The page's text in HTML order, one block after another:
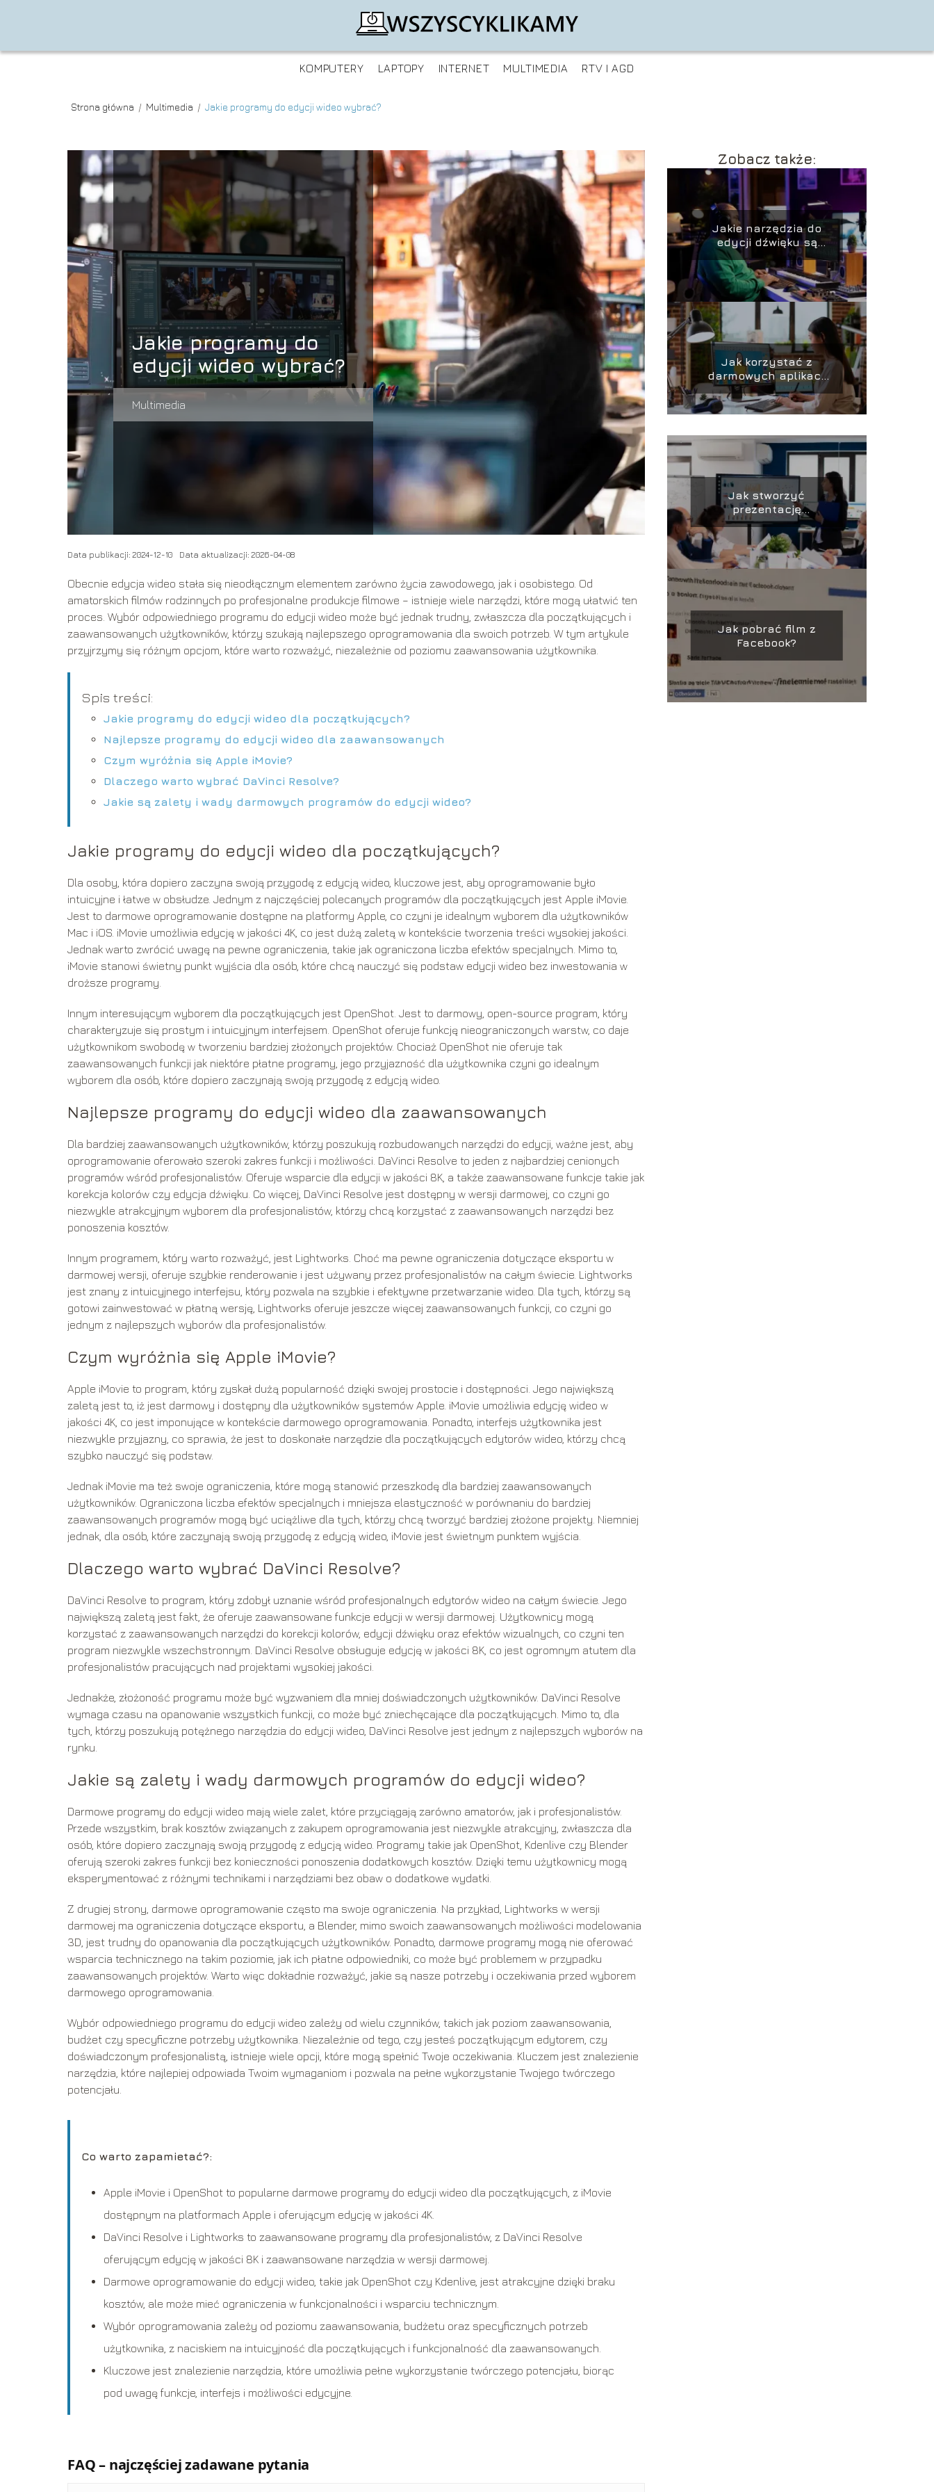
KOMPUTERY LAPTOPY INTERNET MULTIMEDIA RTV I AGD
Strona główna / Multimedia / Jakie programy do edycji wideo wybrać?
Jakie programy do
edycji wideo wybrać?
Multimedia
Data publikacji: 2024-12-10 Data aktualizacji: 2026-04-08
Obecnie edycja wideo stała się nieodłącznym elementem zarówno życia zawodowego, jak i osobistego. Od
amatorskich filmów rodzinnych po profesjonalne produkcje filmowe – istnieje wiele narzędzi, które mogą ułatwić ten
proces. Wybór odpowiedniego programu do edycji wideo może być jednak trudny, zwłaszcza dla początkujących i
zaawansowanych użytkowników, którzy szukają najlepszego oprogramowania dla swoich potrzeb. W tym artykule
przyjrzymy się różnym opcjom, które warto rozważyć, niezależnie od poziomu zaawansowania użytkownika.
Spis treści:
Jakie programy do edycji wideo dla początkujących?
Najlepsze programy do edycji wideo dla zaawansowanych
Czym wyróżnia się Apple iMovie?
Dlaczego warto wybrać DaVinci Resolve?
Jakie są zalety i wady darmowych programów do edycji wideo?
Jakie programy do edycji wideo dla początkujących?
Dla osoby, która dopiero zaczyna swoją przygodę z edycją wideo, kluczowe jest, aby oprogramowanie było
intuicyjne i łatwe w obsłudze. Jednym z najczęściej polecanych programów dla początkujących jest Apple iMovie.
Jest to darmowe oprogramowanie dostępne na platformy Apple, co czyni je idealnym wyborem dla użytkowników
Mac i iOS. iMovie umożliwia edycję w jakości 4K, co jest dużą zaletą w kontekście tworzenia treści wysokiej jakości.
Jednak warto zwrócić uwagę na pewne ograniczenia, takie jak ograniczona liczba efektów specjalnych. Mimo to,
iMovie stanowi świetny punkt wyjścia dla osób, które chcą nauczyć się podstaw edycji wideo bez inwestowania w
droższe programy.
Innym interesującym wyborem dla początkujących jest OpenShot. Jest to darmowy, open-source program, który
charakteryzuje się prostym i intuicyjnym interfejsem. OpenShot oferuje funkcję nieograniczonych warstw, co daje
użytkownikom swobodę w tworzeniu bardziej złożonych projektów. Chociaż OpenShot nie oferuje tak
zaawansowanych funkcji jak niektóre płatne programy, jego przyjazność dla użytkownika czyni go idealnym
wyborem dla osób, które dopiero zaczynają swoją przygodę z edycją wideo.
Najlepsze programy do edycji wideo dla zaawansowanych
Dla bardziej zaawansowanych użytkowników, którzy poszukują rozbudowanych narzędzi do edycji, ważne jest, aby
oprogramowanie oferowało szeroki zakres funkcji i możliwości. DaVinci Resolve to jeden z najbardziej cenionych
programów wśród profesjonalistów. Oferuje wsparcie dla edycji w jakości 8K, a także zaawansowane funkcje takie jak
korekcja kolorów czy edycja dźwięku. Co więcej, DaVinci Resolve jest dostępny w wersji darmowej, co czyni go
niezwykle atrakcyjnym wyborem dla profesjonalistów, którzy chcą korzystać z zaawansowanych narzędzi bez
ponoszenia kosztów.
Innym programem, który warto rozważyć, jest Lightworks. Choć ma pewne ograniczenia dotyczące eksportu w
darmowej wersji, oferuje szybkie renderowanie i jest używany przez profesjonalistów na całym świecie. Lightworks
jest znany z intuicyjnego interfejsu, który pozwala na szybkie i efektywne przetwarzanie wideo. Dla tych, którzy są
gotowi zainwestować w płatną wersję, Lightworks oferuje jeszcze więcej zaawansowanych funkcji, co czyni go
jednym z najlepszych wyborów dla profesjonalistów.
Czym wyróżnia się Apple iMovie?
Apple iMovie to program, który zyskał dużą popularność dzięki swojej prostocie i dostępności. Jego największą
zaletą jest to, iż jest darmowy i dostępny dla użytkowników systemów Apple. iMovie umożliwia edycję wideo w
jakości 4K, co jest imponujące w kontekście darmowego oprogramowania. Ponadto, interfejs użytkownika jest
niezwykle przyjazny, co sprawia, że jest to doskonałe narzędzie dla początkujących edytorów wideo, którzy chcą
szybko nauczyć się podstaw.
Jednak iMovie ma też swoje ograniczenia, które mogą stanowić przeszkodę dla bardziej zaawansowanych
użytkowników. Ograniczona liczba efektów specjalnych i mniejsza elastyczność w porównaniu do bardziej
zaawansowanych programów mogą być uciążliwe dla tych, którzy chcą tworzyć bardziej złożone projekty. Niemniej
jednak, dla osób, które zaczynają swoją przygodę z edycją wideo, iMovie jest świetnym punktem wyjścia.
Dlaczego warto wybrać DaVinci Resolve?
DaVinci Resolve to program, który zdobył uznanie wśród profesjonalnych edytorów wideo na całym świecie. Jego
największą zaletą jest fakt, że oferuje zaawansowane funkcje edycji w wersji darmowej. Użytkownicy mogą
korzystać z zaawansowanych narzędzi do korekcji kolorów, edycji dźwięku oraz efektów wizualnych, co czyni ten
program niezwykle wszechstronnym. DaVinci Resolve obsługuje edycję w jakości 8K, co jest ogromnym atutem dla
profesjonalistów pracujących nad projektami wysokiej jakości.
Jednakże, złożoność programu może być wyzwaniem dla mniej doświadczonych użytkowników. DaVinci Resolve
wymaga czasu na opanowanie wszystkich funkcji, co może być zniechęcające dla początkujących. Mimo to, dla
tych, którzy poszukują potężnego narzędzia do edycji wideo, DaVinci Resolve jest jednym z najlepszych wyborów na
rynku.
Jakie są zalety i wady darmowych programów do edycji wideo?
Darmowe programy do edycji wideo mają wiele zalet, które przyciągają zarówno amatorów, jak i profesjonalistów.
Przede wszystkim, brak kosztów związanych z zakupem oprogramowania jest niezwykle atrakcyjny, zwłaszcza dla
osób, które dopiero zaczynają swoją przygodę z edycją wideo. Programy takie jak OpenShot, Kdenlive czy Blender
oferują szeroki zakres funkcji bez konieczności ponoszenia dodatkowych kosztów. Dzięki temu użytkownicy mogą
eksperymentować z różnymi technikami i narzędziami bez obaw o dodatkowe wydatki.
Z drugiej strony, darmowe oprogramowanie często ma swoje ograniczenia. Na przykład, Lightworks w wersji
darmowej ma ograniczenia dotyczące eksportu, a Blender, mimo swoich zaawansowanych możliwości modelowania
3D, jest trudny do opanowania dla początkujących użytkowników. Ponadto, darmowe programy mogą nie oferować
wsparcia technicznego na takim poziomie, jak ich płatne odpowiedniki, co może być problemem w przypadku
zaawansowanych projektów. Warto więc dokładnie rozważyć, jakie są nasze potrzeby i oczekiwania przed wyborem
darmowego oprogramowania.
Wybór odpowiedniego programu do edycji wideo zależy od wielu czynników, takich jak poziom zaawansowania,
budżet czy specyficzne potrzeby użytkownika. Niezależnie od tego, czy jesteś początkującym edytorem, czy
doświadczonym profesjonalistą, istnieje wiele opcji, które mogą spełnić Twoje oczekiwania. Kluczem jest znalezienie
narzędzia, które najlepiej odpowiada Twoim wymaganiom i pozwala na pełne wykorzystanie Twojego twórczego
potencjału.
Co warto zapamietać?:
Apple iMovie i OpenShot to popularne darmowe programy do edycji wideo dla początkujących, z iMovie
dostępnym na platformach Apple i oferującym edycję w jakości 4K.
DaVinci Resolve i Lightworks to zaawansowane programy dla profesjonalistów, z DaVinci Resolve
oferującym edycję w jakości 8K i zaawansowane narzędzia w wersji darmowej.
Darmowe oprogramowanie do edycji wideo, takie jak OpenShot czy Kdenlive, jest atrakcyjne dzięki braku
kosztów, ale może mieć ograniczenia w funkcjonalności i wsparciu technicznym.
Wybór oprogramowania zależy od poziomu zaawansowania, budżetu oraz specyficznych potrzeb
użytkownika, z naciskiem na intuicyjność dla początkujących i funkcjonalność dla zaawansowanych.
Kluczowe jest znalezienie narzędzia, które umożliwia pełne wykorzystanie twórczego potencjału, biorąc
pod uwagę funkcje, interfejs i możliwości edycyjne.
FAQ – najczęściej zadawane pytania
Zobacz także:
Jakie narzędzia do
edycji dźwięku są
najlepsze – przegląd
Jak korzystać z
darmowych aplikacji
multimedialnych?
Jak stworzyć
prezentację
multimedialną krok po
kroku?
Jak pobrać film z
Facebook?